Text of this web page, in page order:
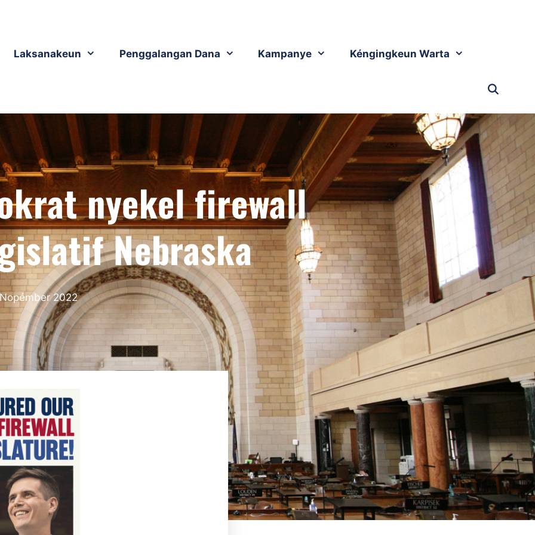
Laksanakeun Penggalangan Dana Kampanye Kéngingkeun Warta
nyekel firewall
Nebraska
2022